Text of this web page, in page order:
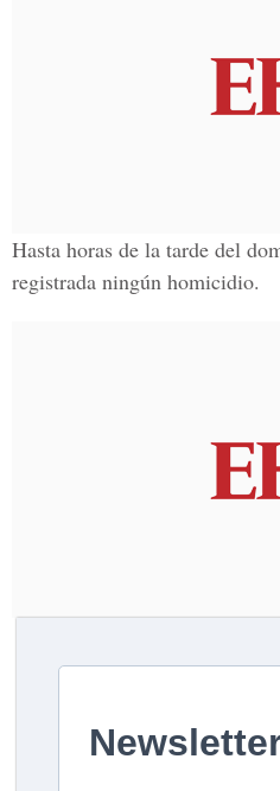
Hasta horas de la tarde del
registrada ningún homicidio.